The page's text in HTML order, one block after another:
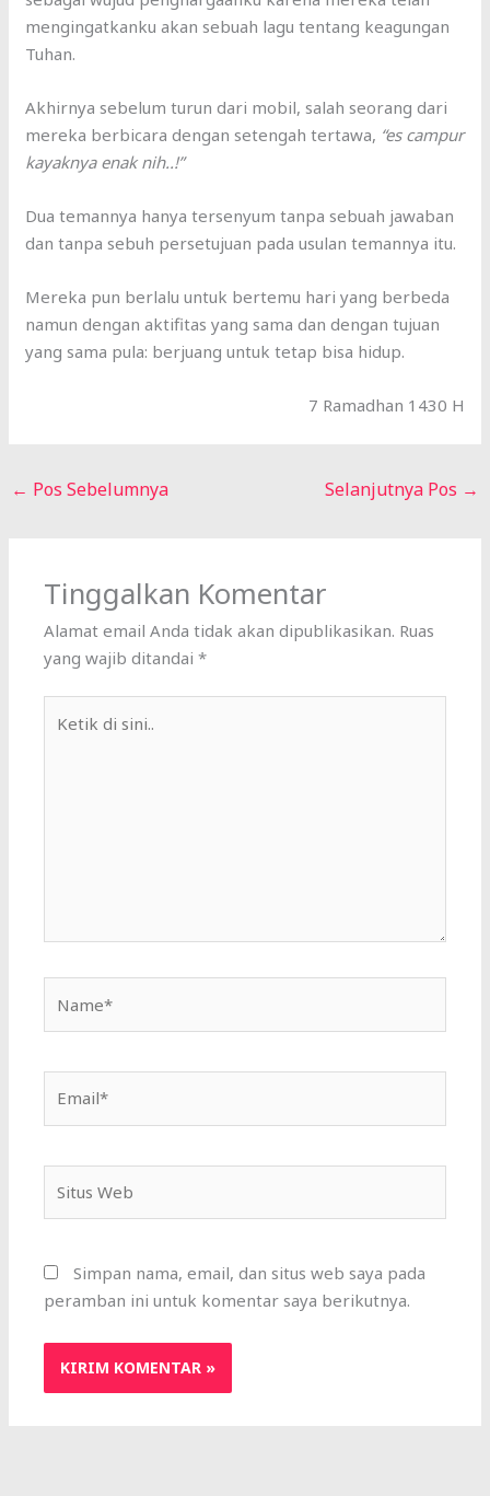
mengingatkanku akan sebuah lagu tentang keagungan
Tuhan.
Akhirnya sebelum turun dari mobil, salah seorang dari
mereka berbicara dengan setengah tertawa, “es campur
kayaknya enak nih..!”
Dua temannya hanya tersenyum tanpa sebuah jawaban
dan tanpa sebuh persetujuan pada usulan temannya itu.
Mereka pun berlalu untuk bertemu hari yang berbeda
namun dengan aktifitas yang sama dan dengan tujuan
yang sama pula: berjuang untuk tetap bisa hidup.
7 Ramadhan 1430 H
← Pos Sebelumnya Selanjutnya Pos →
Tinggalkan Komentar
Alamat email Anda tidak akan dipublikasikan. Ruas
yang wajib ditandai*
Web
Simpan nama, email, dan situs web saya pada
peramban ini untuk komentar saya berikutnya.